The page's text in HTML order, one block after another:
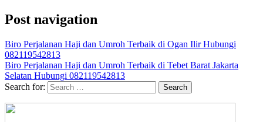
Post navigation
Biro Perjalanan Haji dan Umroh Terbaik di Ogan Ilir Hubungi
082119542813
Biro Perjalanan Haji dan Umroh Terbaik di Tebet Barat Jakarta
Selatan Hubungi 082119542813
Search for: